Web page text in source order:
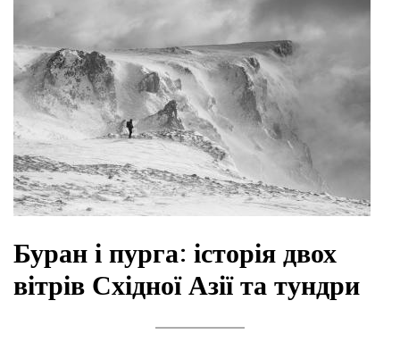
Буран і пурга: історія двох
вітрів Східної Азії та тундри